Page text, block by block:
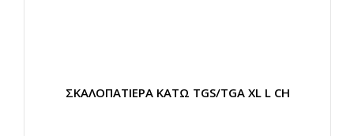
ΣΚΑΛΟΠΑΤΙΕΡΑ ΚΑΤΩ TGS/TGA XL L CH